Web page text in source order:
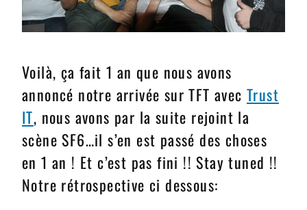
Voilà, ça fait 1 an que nous avons
annoncé notre arrivée sur TFT avec Trust
IT, nous avons par la suite rejoint la
scène SF6…il s’en est passé des choses
en 1 an ! Et c’est pas fini !! Stay tuned !!
Notre rétrospective ci dessous: